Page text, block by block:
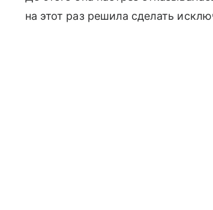
на этот раз решила сделать